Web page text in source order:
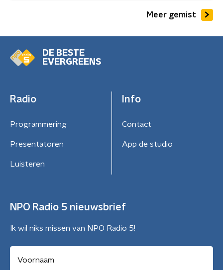
Meer gemist
DE BESTE
EVERGREENS
Radio
Programmering
Presentatoren
Luisteren
Info
Contact
App de studio
NPO Radio 5 nieuwsbrief
Ik wil niks missen van NPO Radio 5!